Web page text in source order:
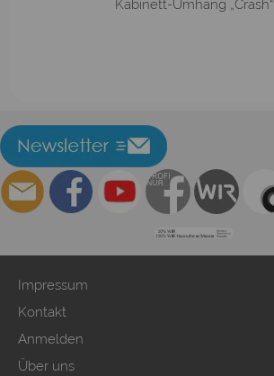
Kabinett-Umhang „Crash“
Impressum
Kontakt
Anmelden
Über uns